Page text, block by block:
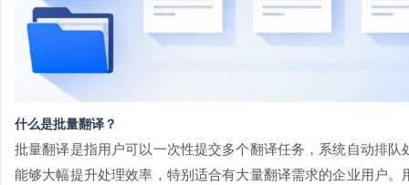
什么是批量翻译？
批量翻译是指用户可以一次性提交多个翻译任务，系统自动排
能够大幅提升处理效率，特别适合有大量翻译需求的企业用户